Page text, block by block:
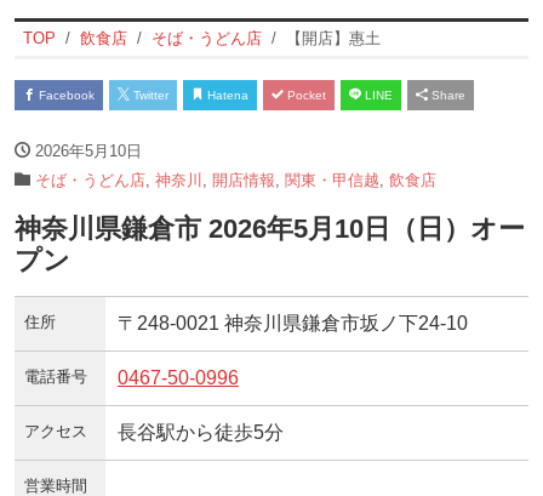
TOP 飲食店 そば・うどん店 【開店】惠土
Facebook Twitter Hatena Pocket LINE Share
2026年5月10日
そば・うどん店 神奈川 開店情報 関東・甲信越 飲食店
神奈川県鎌倉市 2026年5月10日（日）オー
プン
住所 〒248-0021 神奈川県鎌倉市坂ノ下24-10
電話番号 0467-50-0996
アクセス 長谷駅から徒歩5分
営業時間